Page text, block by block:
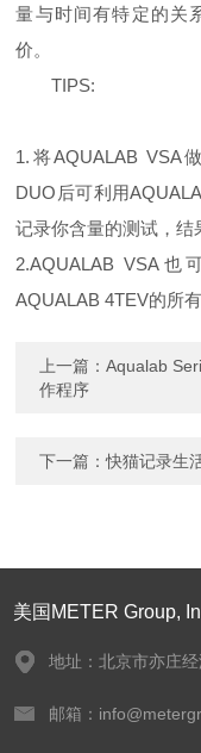
量与时间有特定的关
价。
TIPS:
1. 将AQUALAB VSA
DUO 后可利用
记录你含量的测试，结
2.AQUALAB VSA 也
AQUALAB 4TEV的所有
上一篇：Aqualab
作程序
下一篇：快猫记录生
美国METER Group,
地址：北京市亦
邮箱：